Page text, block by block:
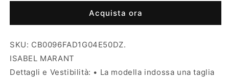
Acquista ora
SKU: CB0096FAD1G04E50DZ.
ISABEL MARANT
Dettagli e Vestibilità: • La modella indossa una taglia